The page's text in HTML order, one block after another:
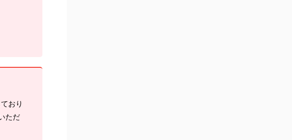
おり
ただ